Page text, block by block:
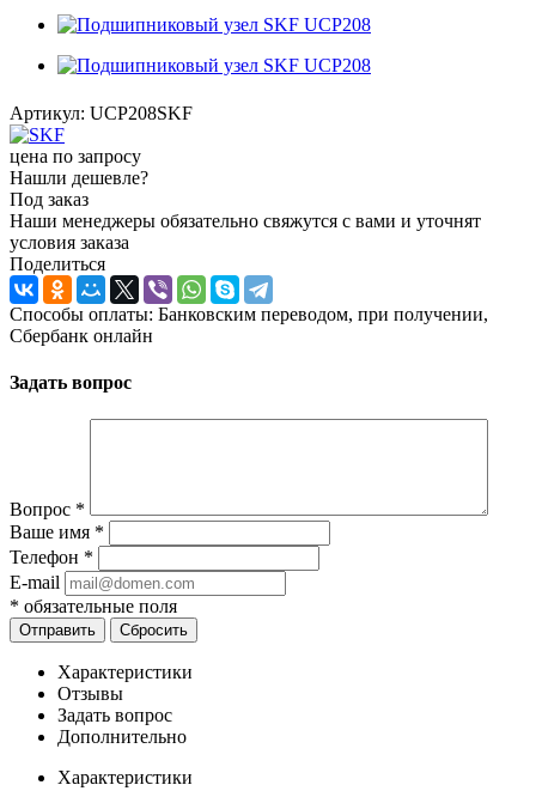
Артикул: UCP208SKF
цена по запросу
Нашли дешевле?
Под заказ
Наши менеджеры обязательно свяжутся с вами и уточнят
условия заказа
Поделиться
Способы оплаты: Банковским переводом, при получении,
Сбербанк онлайн
Задать вопрос
Вопрос *
Ваше имя *
Телефон *
E-mail
* обязательные поля
Отправить Сбросить
Характеристики
Отзывы
Задать вопрос
Дополнительно
Характеристики